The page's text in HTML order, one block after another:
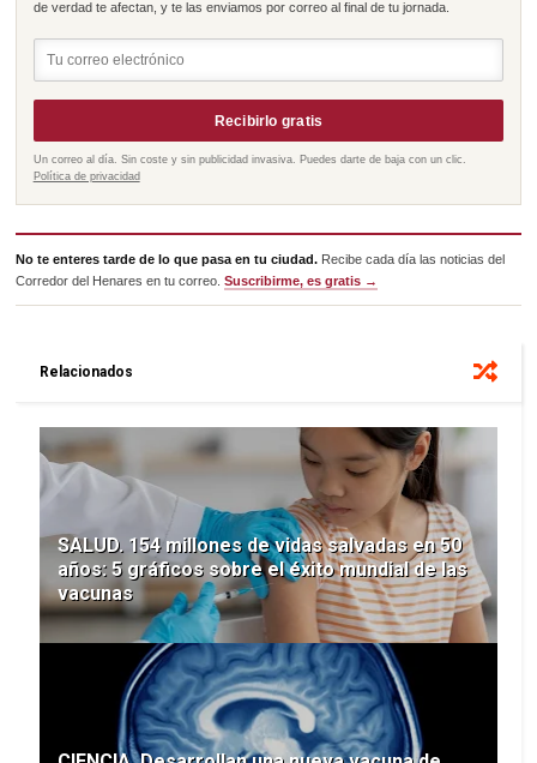
de verdad te afectan, y te las enviamos por correo al final de tu jornada.
Recibirlo gratis
Un correo al día. Sin coste y sin publicidad invasiva. Puedes darte de baja con un clic.
Política de privacidad
No te enteres tarde de lo que pasa en tu ciudad. Recibe cada día las noticias del
Corredor del Henares en tu correo.Suscribirme, es gratis →
Relacionados
SALUD. 154 millones de vidas salvadas en 50
años: 5 gráficos sobre el éxito mundial de las
vacunas